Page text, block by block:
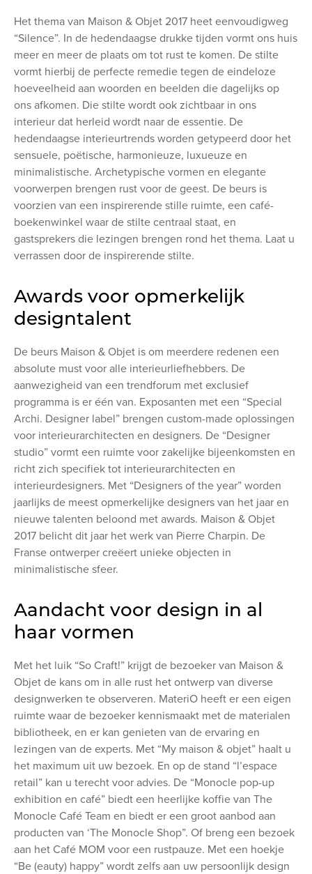
Het thema van Maison & Objet 2017 heet eenvoudigweg
“Silence”. In de hedendaagse drukke tijden vormt ons huis
meer en meer de plaats om tot rust te komen. De stilte
vormt hierbij de perfecte remedie tegen de eindeloze
hoeveelheid aan woorden en beelden die dagelijks op
ons afkomen. Die stilte wordt ook zichtbaar in ons
interieur dat herleid wordt naar de essentie. De
hedendaagse interieurtrends worden getypeerd door het
sensuele, poëtische, harmonieuze, luxueuze en
minimalistische. Archetypische vormen en elegante
voorwerpen brengen rust voor de geest. De beurs is
voorzien van een inspirerende stille ruimte, een café-
boekenwinkel waar de stilte centraal staat, en
gastsprekers die lezingen brengen rond het thema. Laat u
verrassen door de inspirerende stilte.
Awards voor opmerkelijk
designtalent
De beurs Maison & Objet is om meerdere redenen een
absolute must voor alle interieurliefhebbers. De
aanwezigheid van een trendforum met exclusief
programma is er één van. Exposanten met een “Special
Archi. Designer label” brengen custom-made oplossingen
voor interieurarchitecten en designers. De “Designer
studio” vormt een ruimte voor zakelijke bijeenkomsten en
richt zich specifiek tot interieurarchitecten en
interieurdesigners. Met “Designers of the year” worden
jaarlijks de meest opmerkelijke designers van het jaar en
nieuwe talenten beloond met awards. Maison & Objet
2017 belicht dit jaar het werk van Pierre Charpin. De
Franse ontwerper creëert unieke objecten in
minimalistische sfeer.
Aandacht voor design in al
haar vormen
Met het luik “So Craft!” krijgt de bezoeker van Maison &
Objet de kans om in alle rust het ontwerp van diverse
designwerken te observeren. MateriO heeft er een eigen
ruimte waar de bezoeker kennismaakt met de materialen
bibliotheek, en er kan genieten van de ervaring en
lezingen van de experts. Met “My maison & objet” haalt u
het maximum uit uw bezoek. En op de stand “l’espace
retail” kan u terecht voor advies. De “Monocle pop-up
exhibition en café” biedt een heerlijke koffie van The
Monocle Café Team en biedt er een groot aanbod aan
producten van ‘The Monocle Shop”. Of breng een bezoek
aan het Café MOM voor een rustpauze. Met een hoekje
“Be (eauty) happy” wordt zelfs aan uw persoonlijk design